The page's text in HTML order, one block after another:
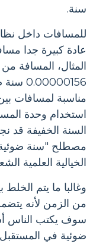
سنة.
للمسافات داخل
عادة كبيرة جدا
المثال، المسافة
مناسبة لمسافات
استخدام وحدة
السنة الخفيفة قد
مصطلح "سنة
الخيالية العلمية
وغالبا ما يتم
من الزمن لأنه
سوف يكتب الناس
ضوئية في